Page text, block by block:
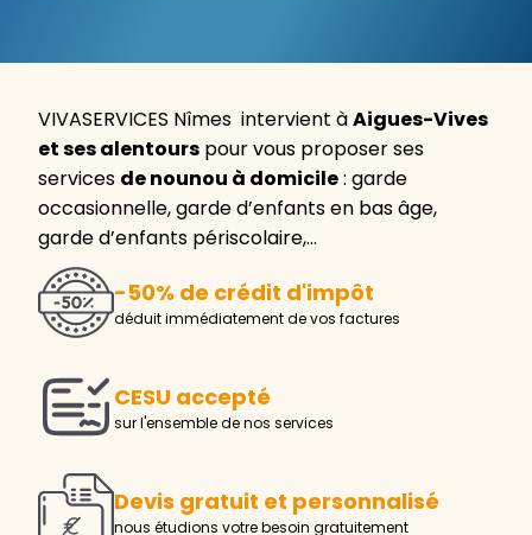
VIVASERVICES Nîmes intervient àAigues-Vives
et ses alentours pour vous proposer ses
services de nounou à domicile: garde
occasionnelle, garde d’enfants en bas âge,
garde d’enfants périscolaire,…
-50% de crédit d'impôt
déduit immédiatement de vos factures
CESU accepté
sur l'ensemble de nos services
Devis gratuit et personnalisé
nous étudions votre besoin gratuitement